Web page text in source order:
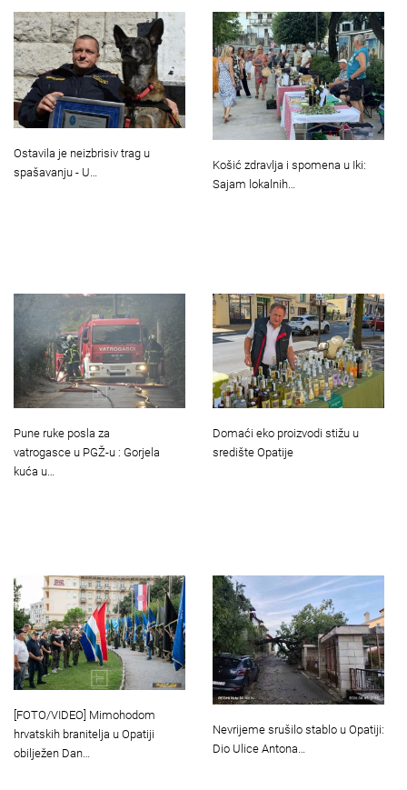
Ostavila je neizbrisiv trag u
spašavanju - U…
Košić zdravlja i spomena u Iki:
Sajam lokalnih…
Pune ruke posla za
vatrogasce u PGŽ-u : Gorjela
kuća u…
Domaći eko proizvodi stižu u
središte Opatije
[FOTO/VIDEO] Mimohodom
hrvatskih branitelja u Opatiji
obilježen Dan…
Nevrijeme srušilo stablo u Opatiji:
Dio Ulice Antona…